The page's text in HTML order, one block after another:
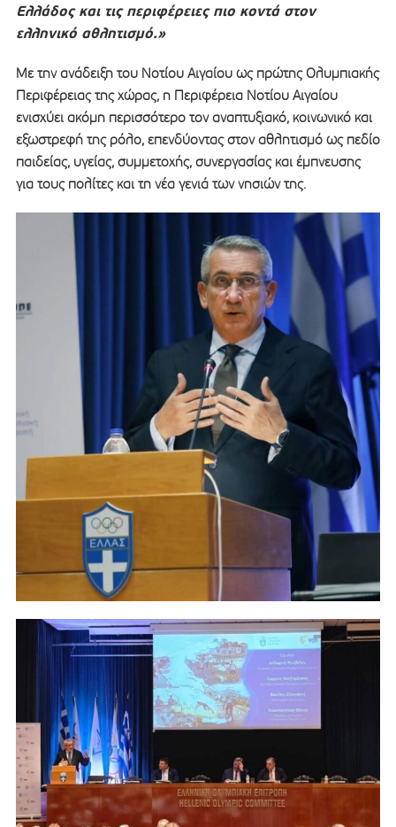
Ελλάδος και τις περιφέρειες πιο κοντά στον
ελληνικό αθλητισμό.»
Με την ανάδειξη του Νοτίου Αιγαίου ως πρώτης Ολυμπιακής
Περιφέρειας της χώρας, η Περιφέρεια Νοτίου Αιγαίου
ενισχύει ακόμη περισσότερο τον αναπτυξιακό, κοινωνικό και
εξωστρεφή της ρόλο, επενδύοντας στον αθλητισμό ως πεδίο
παιδείας, υγείας, συμμετοχής, συνεργασίας και έμπνευσης
για τους πολίτες και τη νέα γενιά των νησιών της.